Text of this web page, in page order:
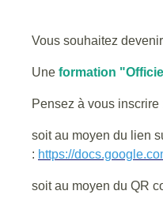
Vous souhaitez
Une formation
Pensez à vous inscrire
soit au moyen du lien
: https://
soit au moyen du QR